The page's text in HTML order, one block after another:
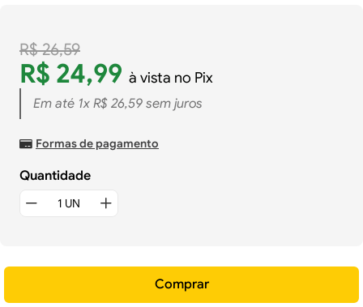
R$ 26,59
R$ 24,99 à vista no Pix
Em até 1x R$ 26,59sem juros
Formas de pagamento
Quantidade
Comprar